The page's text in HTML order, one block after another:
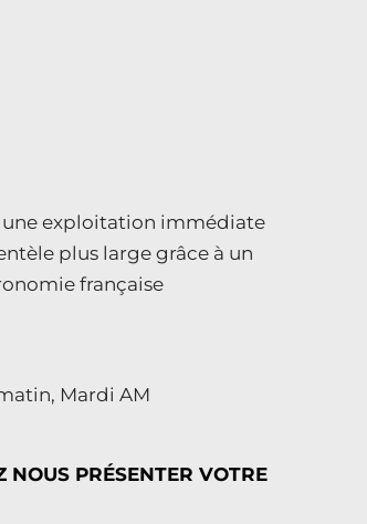
une exploitation immédiate
plus large grâce à un
française
Mardi AM
NOUS PRÉSENTER VOTRE